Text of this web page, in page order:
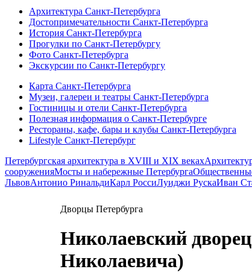
Архитектура Санкт-Петербурга
Достопримечательности Санкт-Петербурга
История Санкт-Петербурга
Прогулки по Санкт-Петербургу
Фото Санкт-Петербурга
Экскурсии по Санкт-Петербургу
Карта Санкт-Петербурга
Музеи, галереи и театры Санкт-Петербурга
Гостиницы и отели Санкт-Петербурга
Полезная информация о Санкт-Петербурге
Рестораны, кафе, бары и клубы Санкт-Петербурга
Lifestyle Санкт-Петербург
Петербургская архитектура в XVIII и XIX веках
сооруженияМосты и набережные Петербурга
ЛьвовАнтонио РинальдиКарл РоссиЛуиджи РускаИван
Дворцы Петербурга
Николаевский
Николаевича)